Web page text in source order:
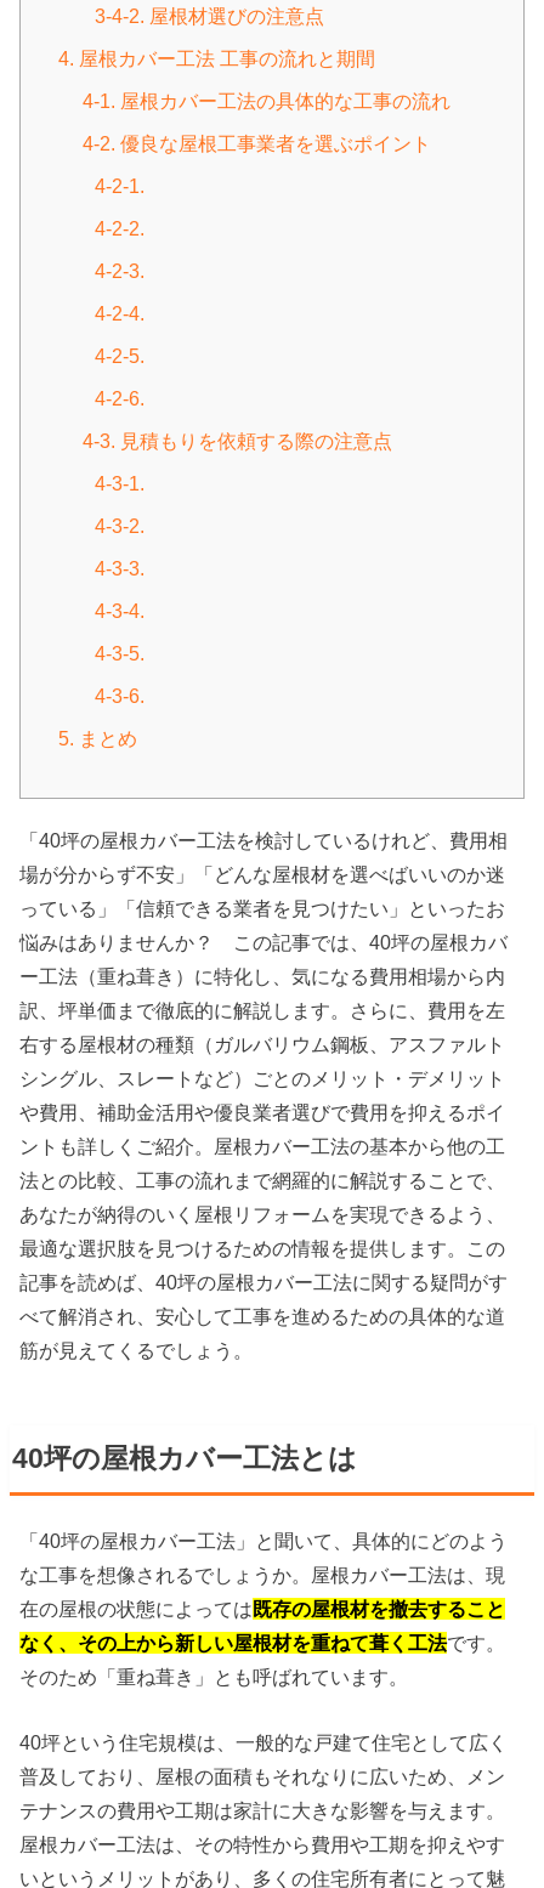
3-4-2. 屋根材選びの注意点
4. 屋根カバー工法 工事の流れと期間
4-1. 屋根カバー工法の具体的な工事の流れ
4-2. 優良な屋根工事業者を選ぶポイント
4-2-1.
4-2-2.
4-2-3.
4-2-4.
4-2-5.
4-2-6.
4-3. 見積もりを依頼する際の注意点
4-3-1.
4-3-2.
4-3-3.
4-3-4.
4-3-5.
4-3-6.
5. まとめ
「40坪の屋根カバー工法を検討しているけれど、費用相
場が分からず不安」「どんな屋根材を選べばいいのか迷
っている」「信頼できる業者を見つけたい」といったお
悩みはありませんか？ この記事では、40坪の屋根カバ
ー工法（重ね葺き）に特化し、気になる費用相場から内
訳、坪単価まで徹底的に解説します。さらに、費用を左
右する屋根材の種類（ガルバリウム鋼板、アスファルト
シングル、スレートなど）ごとのメリット・デメリット
や費用、補助金活用や優良業者選びで費用を抑えるポイ
ントも詳しくご紹介。屋根カバー工法の基本から他の工
法との比較、工事の流れまで網羅的に解説することで、
あなたが納得のいく屋根リフォームを実現できるよう、
最適な選択肢を見つけるための情報を提供します。この
記事を読めば、40坪の屋根カバー工法に関する疑問がす
べて解消され、安心して工事を進めるための具体的な道
筋が見えてくるでしょう。
40坪の屋根カバー工法とは
「40坪の屋根カバー工法」と聞いて、具体的にどのよう
な工事を想像されるでしょうか。屋根カバー工法は、現
在の屋根の状態によっては 既存の屋根材を撤去すること
なく、その上から新しい屋根材を重ねて葺く工法です。
そのため「重ね葺き」とも呼ばれています。
40坪という住宅規模は、一般的な戸建て住宅として広く
普及しており、屋根の面積もそれなりに広いため、メン
テナンスの費用や工期は家計に大きな影響を与えます。
屋根カバー工法は、その特性から費用や工期を抑えやす
いというメリットがあり、多くの住宅所有者にとって魅